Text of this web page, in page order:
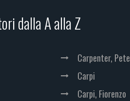
dalla A alla Z
Carpenter, Pete
Carpi
Carpi, Fiorenzo